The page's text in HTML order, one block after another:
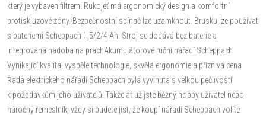
který je vybaven filtrem. Rukojeť má ergonomický design a komfortní
protiskluzové zóny. Bezpečnostní spínač lze uzamknout. Brusku lze používat
s bateriemi Scheppach 1,5/2/4 Ah. Stroj se dodává bez baterie a
Integrovaná nádoba na prachAkumulátorové ruční nářadí Scheppach
Vynikající kvalita, vyspělé technologie, skvělá ergonomie a příznivá cena
Řada elektrického nářadí Scheppach byla vyvinuta s velkou pečlivostí
k požadavkům jeho uživatelů. Takže ať už jste běžný hobby uživatel nebo
náročný řemeslník, vždy si budete jist, že koupí nářadí Scheppach volíte